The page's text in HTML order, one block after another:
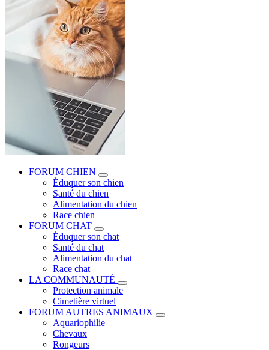
FORUM CHIEN
Éduquer son chien
Santé du chien
Alimentation du chien
Race chien
FORUM CHAT
Éduquer son chat
Santé du chat
Alimentation du chat
Race chat
LA COMMUNAUTÉ
Protection animale
Cimetière virtuel
FORUM AUTRES ANIMAUX
Aquariophilie
Chevaux
Rongeurs